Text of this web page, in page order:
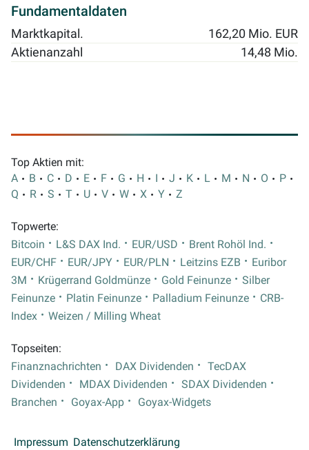
Fundamentaldaten
Marktkapital.
162,20 Mio. EUR
Aktienanzahl
14,48 Mio.
Top Aktien mit:
A
B C D E F G H I J K L M N O
P
Q
R S T U V W X Y Z
Topwerte:
Bitcoin
L&S DAX Ind. EUR/USD
Brent Rohöl Ind.
EUR/CHF
EUR/JPY EUR/PLN Leitzins EZB
Euribor
3M
Krügerrand Goldmünze Gold Feinunze
Silber
Feinunze
Platin Feinunze Palladium Feinunze
CRB-
Index
Weizen / Milling Wheat
Topseiten:
Finanznachrichten
DAX Dividenden
TecDAX
Dividenden
MDAX Dividenden
SDAX Dividenden
Branchen
Goyax-App Goyax-Widgets
Impressum Datenschutzerklärung